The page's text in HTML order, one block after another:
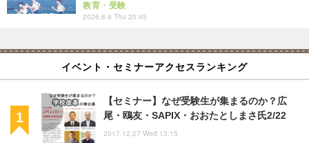
教育・受験
2026.8.6 Thu 20:45
イベント・セミナーアクセスランキング
【セミナー】なぜ受験生が集まるのか？広
尾・鴎友・SAPIX・おおたとしまさ氏2/22
2017.12.27 Wed 13:15